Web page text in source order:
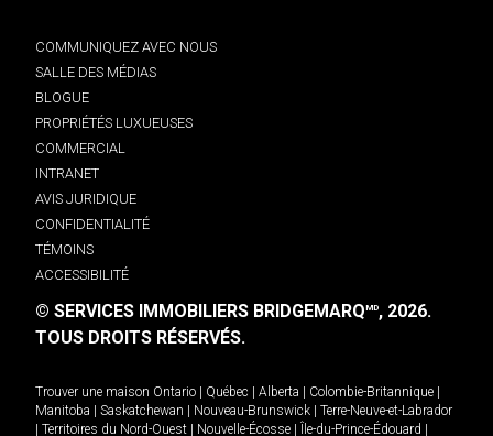
COMMUNIQUEZ AVEC NOUS
SALLE DES MÉDIAS
BLOGUE
PROPRIÉTÉS LUXUEUSES
COMMERCIAL
INTRANET
AVIS JURIDIQUE
CONFIDENTIALITÉ
TÉMOINS
ACCESSIBILITÉ
© SERVICES IMMOBILIERS BRIDGEMARQMD, 2026.
TOUS DROITS RÉSERVÉS.
Trouver une maison Ontario Québec Alberta Colombie-Britannique
Manitoba
Saskatchewan Nouveau-Brunswick
Terre-Neuve-et-Labrador
Territoires du Nord-Ouest Nouvelle-Écosse Île-du-Prince-Édouard